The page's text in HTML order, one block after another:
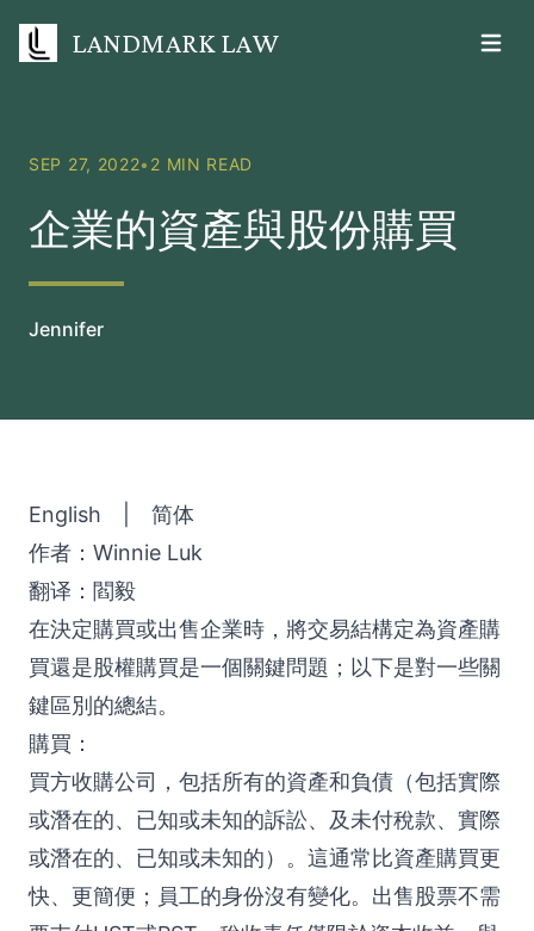
LANDMARK LAW Open
SEP 27, 2022• 2 MIN READ
企業的資產與股份購買
Jennifer
English
简体
作者：Winnie Luk
翻译：閻毅
在決定購買或出售企業時，將交易結構定為資產購
買還是股權購買是一個關鍵問題；以下是對一些關
鍵區別的總結。
購買：
買方收購公司，包括所有的資產和負債（包括實際
或潛在的、已知或未知的訴訟、及未付稅款、實際
或潛在的、已知或未知的）。這通常比資產購買更
快、更簡便；員工的身份沒有變化。出售股票不需